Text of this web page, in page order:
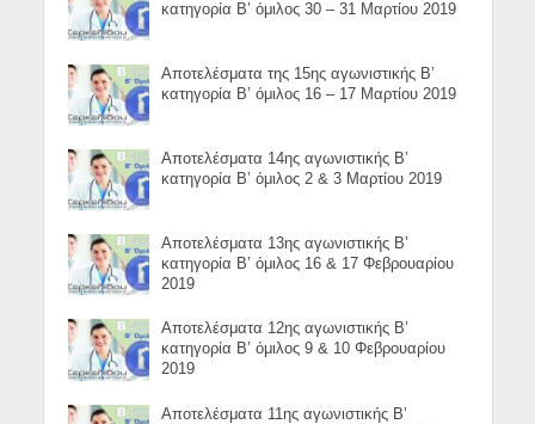
κατηγορία Β’ όμιλος 30 – 31 Μαρτίου 2019
Αποτελέσματα της 15ης αγωνιστικής Β’
κατηγορία Β’ όμιλος 16 – 17 Μαρτίου 2019
Αποτελέσματα 14ης αγωνιστικής Β’
κατηγορία Β’ όμιλος 2 & 3 Μαρτίου 2019
Αποτελέσματα 13ης αγωνιστικής Β’
κατηγορία Β’ όμιλος 16 & 17 Φεβρουαρίου
2019
Αποτελέσματα 12ης αγωνιστικής Β’
κατηγορία Β’ όμιλος 9 & 10 Φεβρουαρίου
2019
Αποτελέσματα 11ης αγωνιστικής Β’